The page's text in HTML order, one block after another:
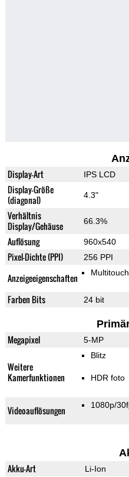
Display-Art IPS LCD
Display-Größe
(diagonal)
4.3"
Verhältnis
Display/Gehäuse
66.3%
Auflösung 960x540
Pixel-Dichte (PPI) 256 PPI
Anzeigeeigenschaften Multitouch
Farben Bits 24 bit
Megapixel 5-MP
Weitere
Kamerfunktionen
Blitz
HDR foto
Videoauflösungen 1080p/
Akku-Art Li-Ion